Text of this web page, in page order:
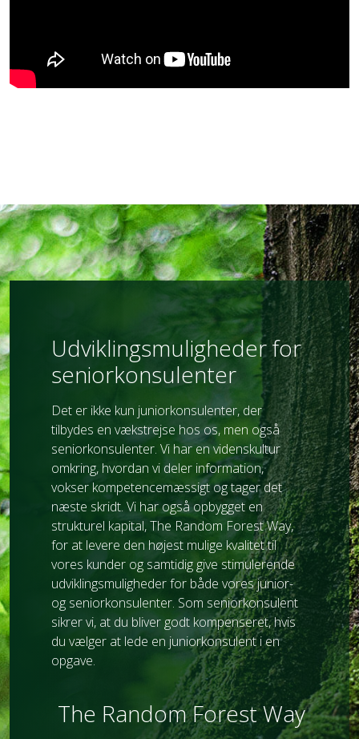
Udviklingsmuligheder for
seniorkonsulenter
Det er ikke kun juniorkonsulenter, der
tilbydes en vækstrejse hos os, men også
seniorkonsulenter. Vi har en videnskultur
omkring, hvordan vi deler information,
vokser kompetencemæssigt og tager det
næste skridt. Vi har også opbygget en
strukturel kapital, The Random Forest Way,
for at levere den højest mulige kvalitet til
vores kunder og samtidig give stimulerende
udviklingsmuligheder for både vores junior-
og seniorkonsulenter. Som seniorkonsulent
sikrer vi, at du bliver godt kompenseret, hvis
du vælger at lede en juniorkonsulent i en
opgave.
The Random Forest Way